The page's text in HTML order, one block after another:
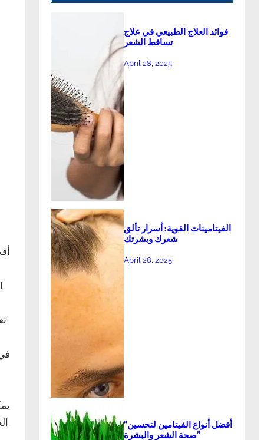
الخضار والفواكه والأعشاب التي تعمل على تقليل الشهية وزيادة معدل الأيض للمساعدة في فقدان الوزن بشكل آمن وفعال.
فوائد العلاج الطبيعي في علاج
تساقط الشعر
April 28, 2025
الفيتامينات القوية: أسرار تألق
شعرك وبشرتك
April 28, 2025
“أفضل أنواع الفيتامين لتحسين
صحة الشعر والبشرة”